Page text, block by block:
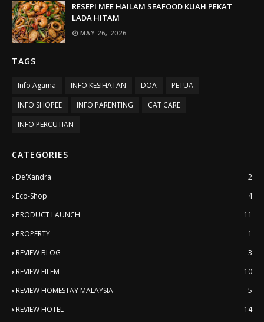
RESEPI MEE HAILAM SEAFOOD KUAH PEKAT
LADA HITAM
MAY 26, 2026
TAGS
Info Agama INFO KESIHATAN DOA
PETUA
INFO SHOPEE
INFO PARENTING
CAT CARE
INFO PERCUTIAN
CATEGORIES
De'Xandra
2
Eco-Shop
4
PRODUCT LAUNCH
11
PROPERTY
1
REVIEW BLOG
3
REVIEW FILEM
10
REVIEW HOMESTAY MALAYSIA
5
REVIEW HOTEL
14